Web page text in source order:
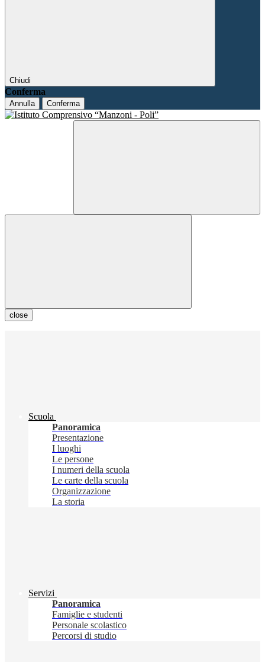
Chiudi
Conferma
Annulla Conferma
close
Scuola
Panoramica
Presentazione
I luoghi
Le persone
I numeri della scuola
Le carte della scuola
Organizzazione
La storia
Servizi
Panoramica
Famiglie e studenti
Personale scolastico
Percorsi di studio